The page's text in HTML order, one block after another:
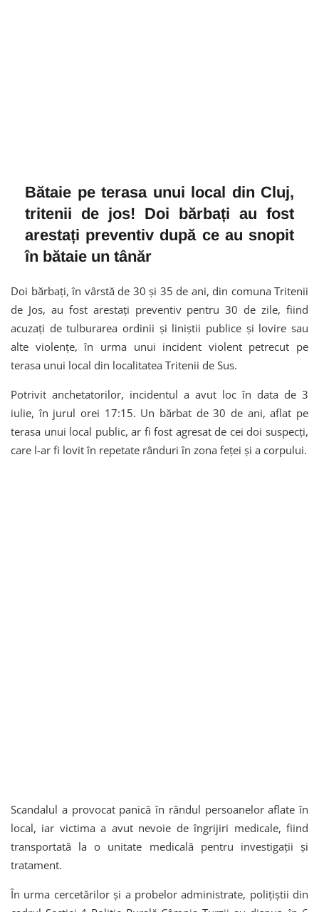
Bătaie pe terasa unui local din Cluj,
tritenii de jos! Doi bărbați au fost
arestați preventiv după ce au snopit
în bătaie un tânăr
Doi bărbați, în vârstă de 30 și 35 de ani, din comuna Tritenii
de Jos, au fost arestați preventiv pentru 30 de zile, fiind
acuzați de tulburarea ordinii și liniștii publice și lovire sau
alte violențe, în urma unui incident violent petrecut pe
terasa unui local din localitatea Tritenii de Sus.
Potrivit anchetatorilor, incidentul a avut loc în data de 3
iulie, în jurul orei 17:15. Un bărbat de 30 de ani, aflat pe
terasa unui local public, ar fi fost agresat de cei doi suspecți,
care l-ar fi lovit în repetate rânduri în zona feței și a corpului.
Scandalul a provocat panică în rândul persoanelor aflate în
local, iar victima a avut nevoie de îngrijiri medicale, fiind
transportată la o unitate medicală pentru investigații și
tratament.
În urma cercetărilor și a probelor administrate, polițiștii din